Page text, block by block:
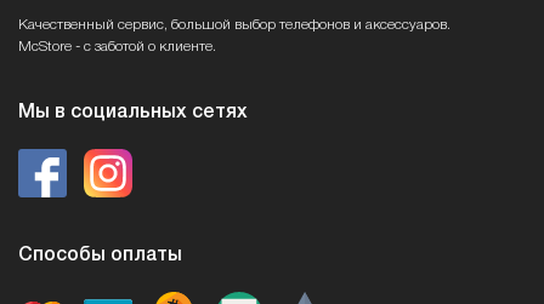
Качественный сервис, большой выбор телефонов и аксессуаров.
McStore - с заботой о клиенте.
Мы в социальных сетях
Способы оплаты